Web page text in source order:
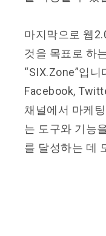
마지막으로 웹
것을 목표로 하
“SIX.Zone”입
Facebook,
채널에서 마케
는 도구와 기능
를 달성하는 데